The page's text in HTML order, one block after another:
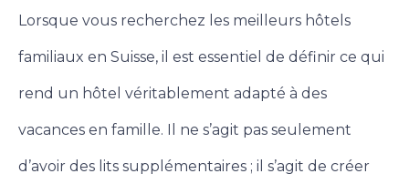
Lorsque vous recherchez les meilleurs hôtels
familiaux en Suisse, il est essentiel de définir ce qui
rend un hôtel véritablement adapté à des
vacances en famille. Il ne s’agit pas seulement
d’avoir des lits supplémentaires ; il s’agit de créer